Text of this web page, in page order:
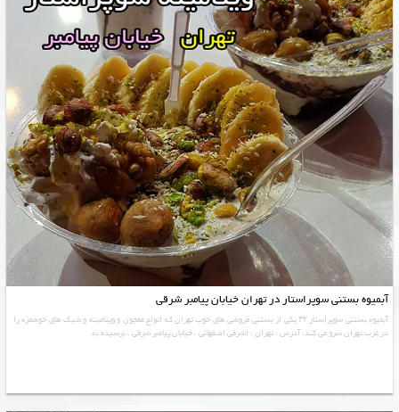
آبمیوه بستنی سوپراستار در تهران خیابان پیامبر شرقی
آبمیوه بستنی سوپراستار ۳۲ یکی از بستنی فروشی های خوب تهران که انواع معجون و ویتامینه و شیک های خوشمزه را
در غرب تهران سرو می کند. آدرس : تهران ، اشرفی اصفهانی ، خیابان پیامبر شرقی ، نرسیده به